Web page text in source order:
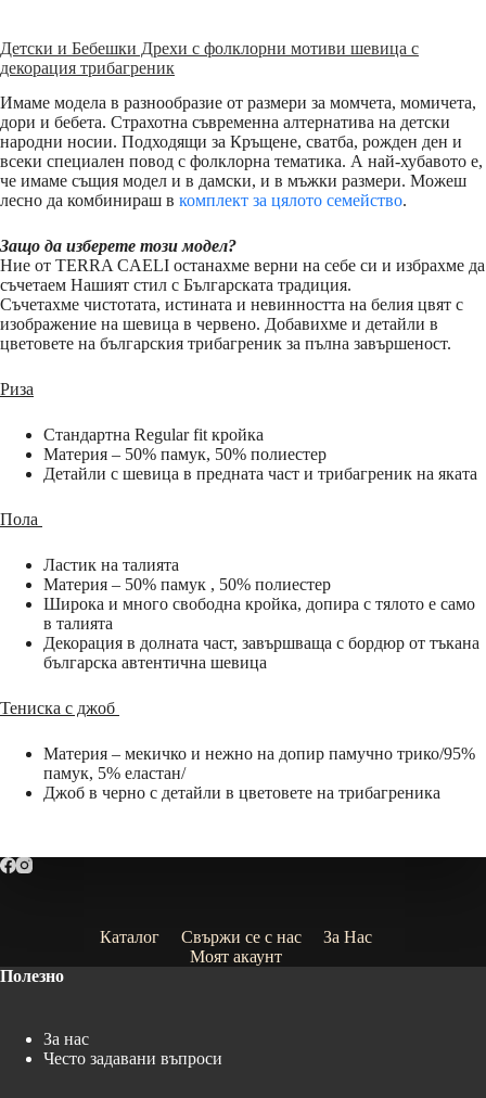
Детски и Бебешки Дрехи с фолклорни мотиви шевица с
декорация трибагреник
Имаме модела в разнообразие от размери за момчета, момичета,
дори и бебета. Страхотна съвременна алтернатива на детски
народни носии. Подходящи за Кръщене, сватба, рожден ден и
всеки специален повод с фолклорна тематика. А най-хубавото е,
че имаме същия модел и в дамски, и в мъжки размери. Можеш
лесно да комбинираш в комплект за цялото семейство.
Защо да изберете този модел?
Ние от TERRA CAELI останахме верни на себе си и избрахме да
съчетаем Нашият стил с Българската традиция.
Съчетахме чистотата, истината и невинността на белия цвят с
изображение на шевица в червено. Добавихме и детайли в
цветовете на българския трибагреник за пълна завършеност.
Риза
Стандартна Regular fit кройка
Материя – 50% памук, 50% полиестер
Детайли с шевица в предната част и трибагреник на яката
Пола
Ластик на талията
Материя – 50% памук , 50% полиестер
Широка и много свободна кройка, допира с тялото е само
в талията
Декорация в долната част, завършваща с бордюр от тъкана
българска автентична шевица
Тениска с джоб
Материя – мекичко и нежно на допир памучно трико/95%
памук, 5% еластан/
Джоб в черно с детайли в цветовете на трибагреника
Каталог Свържи се с нас
За Нас
Моят акаунт
Полезно
За нас
Често задавани въпроси